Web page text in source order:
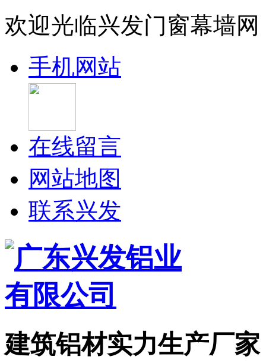
欢迎光临兴发门窗幕墙网
手机网站
在线留言
网站地图
联系兴发
建筑铝材实力生产厂家